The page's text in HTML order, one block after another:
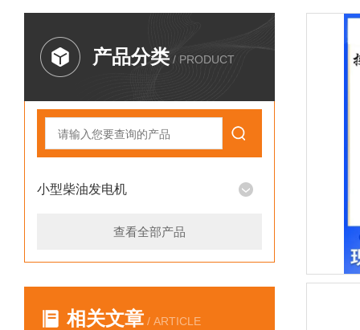
产品分类 / PRODUCT
小型柴油发电机
查看全部产品
相关文章 / ARTICLE